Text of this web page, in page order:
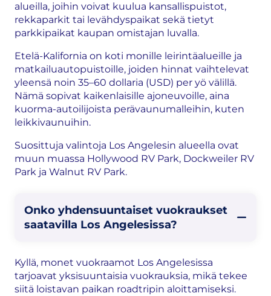
alueilla, joihin voivat kuulua kansallispuistot,
rekkaparkit tai levähdyspaikat sekä tietyt
parkkipaikat kaupan omistajan luvalla.
Etelä-Kalifornia on koti monille leirintäalueille ja
matkailuautopuistoille, joiden hinnat vaihtelevat
yleensä noin 35–60 dollaria (USD) per yö välillä.
Nämä sopivat kaikenlaisille ajoneuvoille, aina
kuorma-autoilijoista perävaunumalleihin, kuten
leikkivaunuihin.
Suosittuja valintoja Los Angelesin alueella ovat
muun muassa Hollywood RV Park, Dockweiler RV
Park ja Walnut RV Park.
Onko yhdensuuntaiset vuokraukset
saatavilla Los Angelesissa?
Kyllä, monet vuokraamot Los Angelesissa
tarjoavat yksisuuntaisia vuokrauksia, mikä tekee
siitä loistavan paikan roadtripin aloittamiseksi.